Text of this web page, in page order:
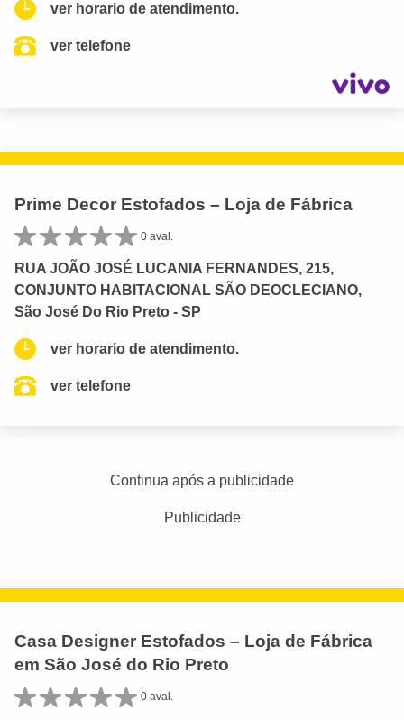
ver horario de atendimento.
ver telefone
Prime Decor Estofados – Loja de Fábrica
0 aval.
RUA JOÃO JOSÉ LUCANIA FERNANDES, 215,
CONJUNTO HABITACIONAL SÃO DEOCLECIANO,
São José Do Rio Preto - SP
ver horario de atendimento.
ver telefone
Continua após a publicidade
Publicidade
Casa Designer Estofados – Loja de Fábrica
em São José do Rio Preto
0 aval.